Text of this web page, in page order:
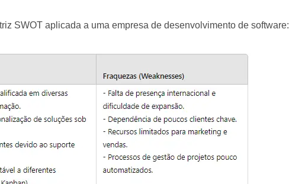
SWOT aplicada a uma empresa de desenvolvimento de software: